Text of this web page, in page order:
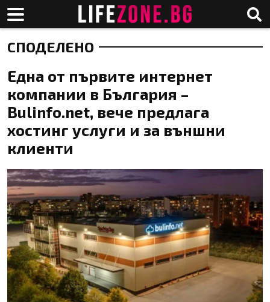
СПОДЕЛЕНО
Една от първите интернет
компании в България –
Bulinfo.net, вече предлага
хостинг услуги и за външни
клиенти